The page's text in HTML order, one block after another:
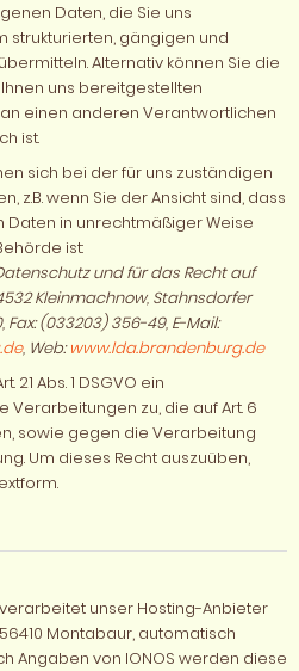
Daten, die Sie uns
strukturierten, gängigen und
Alternativ können Sie die
uns bereitgestellten
einen anderen Verantwortlichen
ist.
sich bei der für uns zuständigen
z.B. wenn Sie der Ansicht sind, dass
in unrechtmäßiger Weise
ist:
und für das Recht auf
Kleinmachnow, Stahnsdorfer
(033203) 356-49, E-Mail:
, Web:www.lda.brandenburg.de
21 Abs. 1 DSGVO ein
zu, die auf Art. 6
sowie gegen die Verarbeitung
Um dieses Recht auszuüben,
unser Hosting-Anbieter
56410 Montabaur, automatisch
Angaben von IONOS werden diese